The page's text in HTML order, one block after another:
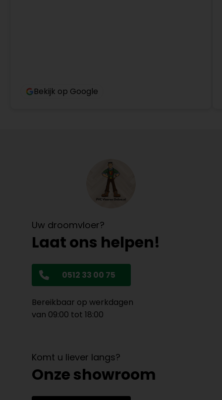
Bekijk op Google
Uw droomvloer?
Laat ons helpen!
0512 33 00 75
Bereikbaar op werkdagen
van 09:00 tot 18:00
Komt u liever langs?
Onze showroom